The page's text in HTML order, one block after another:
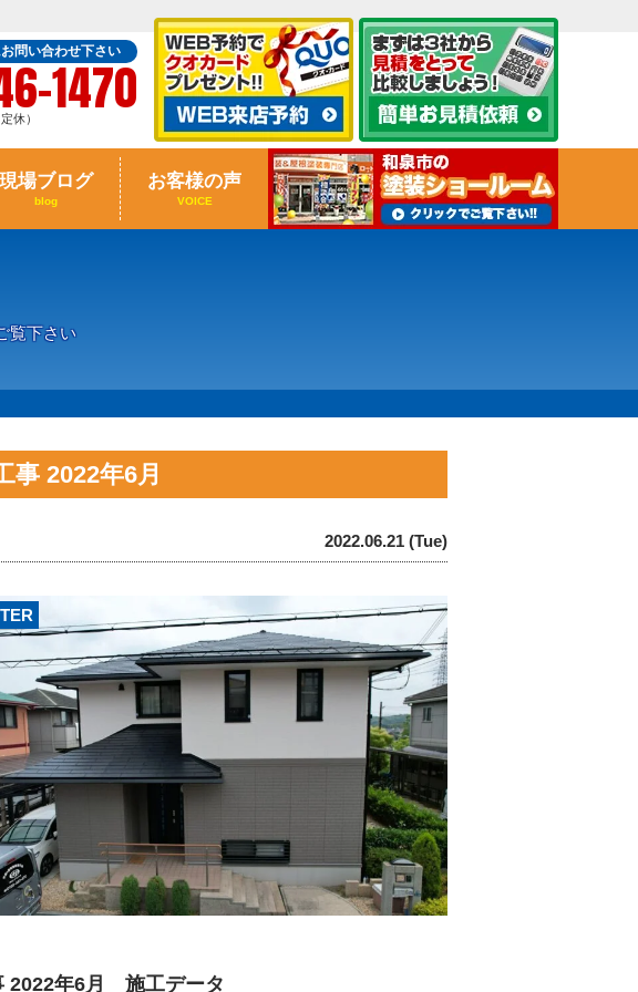
問い合わせ下さい
1470
休）
現場ブログ
blog
お客様の声
VOICE
覧下さい
事 2022年6月
2022.06.21 (Tue)
2022年6月 施工データ